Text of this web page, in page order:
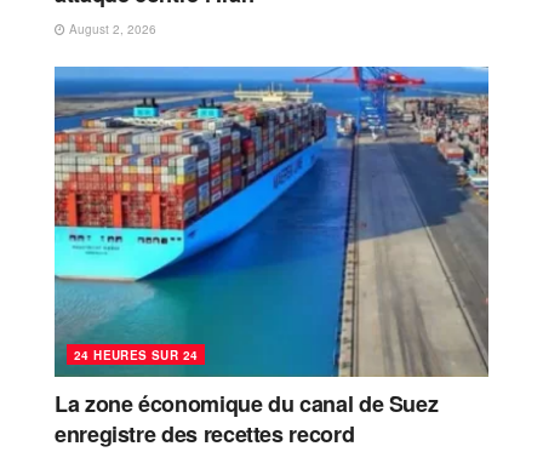
August 2, 2026
24 HEURES SUR 24
La zone économique du canal de Suez
enregistre des recettes record